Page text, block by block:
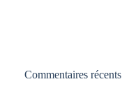
Commentaires récents